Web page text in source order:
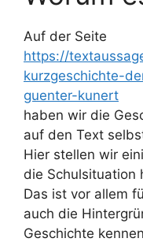
Auf der Seite
https://
kurzgeschichte-
guenter-kunert
haben wir die
auf den Text
Hier stellen wir
die Schulsituation
Das ist vor allem
auch die
Geschichte